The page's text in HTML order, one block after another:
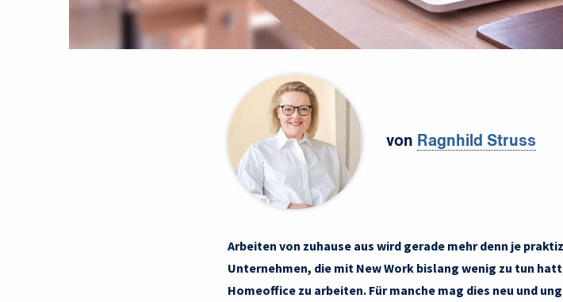
von Ragnhild Struss
Arbeiten von zuhause aus wird gerade mehr denn je
Unternehmen, die mit New Work bislang wenig zu tun
Homeoffice zu arbeiten. Für manche mag dies neu und